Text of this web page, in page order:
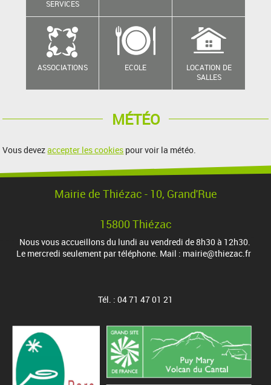
SERVICES
ASSOCIATIONS ECOLE
LOCATION DE
SALLES
MÉTÉO
Vous devezaccepter les cookies pour voir la météo.
Mairie de Thiézac - 10, Grand'Rue
15800 Thiézac
Nous vous accueillons du lundi au vendredi de 8h30 à 12h30.
Le mercredi seulement par téléphone. Mail : mairie@thiezac.fr
Tél. : 04 71 47 01 21